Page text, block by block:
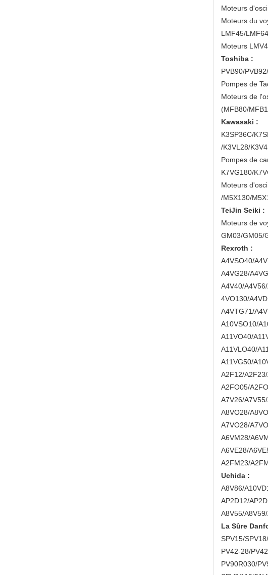
Moteurs
Moteurs du
LMF45/
Moteurs
Toshiba :
PVB90/
Pompes de
Moteurs de
(MFB80/
Kawasaki :
K3SP36C/
/K3VL28/
Pompes de
K7VG180/
Moteurs
/M5X130/
TeiJin Seiki :
Moteurs de
GM03/GM05/
Rexroth :
A4VSO40/
A4VG28/
A4V40/
4VO130/
A4VTG71/
A10VSO10/
A11VO40/
A11VLO40/
A11VG50/
A2F12/
A2FO05/
A7V26/
A8VO28/
A7VO28/
A6VM28/
A6VE28/
A2FM23/
Uchida :
A8V86/
AP2D12/
A8V55/
La Sûre
SPV15/
PV42-28/
PV90R030/